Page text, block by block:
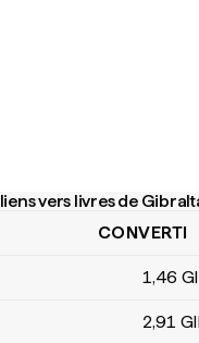
vers livres de
vers livres de Gibraltar
CONVERTI
1,46
2,91